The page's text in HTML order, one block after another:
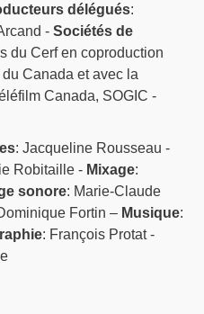
délégués:
-Sociétés de
du Cerf en coproduction
Canada et avec la
Canada, SOGIC -
: Jacqueline Rousseau -
Robitaille - Mixage:
sonore: Marie-Claude
Fortin – Musique:
: François Protat -